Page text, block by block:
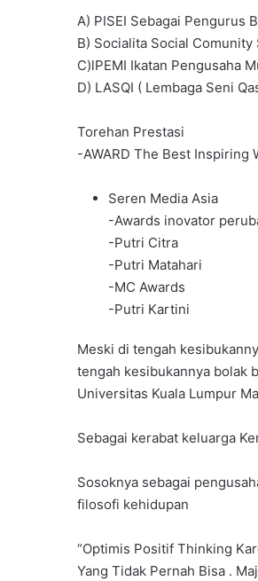
A) PISEI Sebagai Pengurus
B) Socialita Social
C)lPEMI Ikatan Pengusaha
D) LASQI ( Lembaga Seni
Torehan Prestasi
-AWARD The Best Inspiring
Seren Media Asia
-Awards inovator
-Putri Citra
-Putri Matahari
-MC Awards
-Putri Kartini
Meski di tengah
tengah kesibukannya bolak
Universitas Kuala Lumpur
Sebagai kerabat keluarga
Sosoknya sebagai
filosofi kehidupan
“Optimis Positif Thinking
Yang Tidak Pernah Bisa .